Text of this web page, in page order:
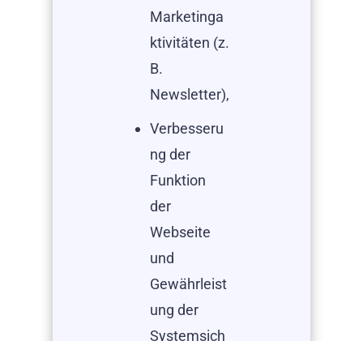
Marketinga
ktivitäten (z.
B.
Newsletter),
Verbesseru
ng der
Funktion
der
Webseite
und
Gewährleist
ung der
Systemsich